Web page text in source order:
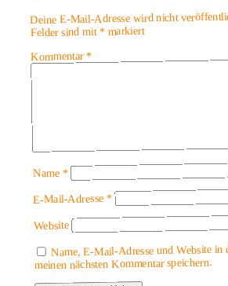
Deine E-Mail-Adresse wird nicht
Felder sind mit*markiert
Kommentar*
Name *
E-Mail-Adresse *
Website
Name, E-Mail-Adresse und Website in
meinen nächsten Kommentar speichern.